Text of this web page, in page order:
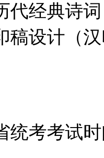
代经典诗
稿设计（
统考考试